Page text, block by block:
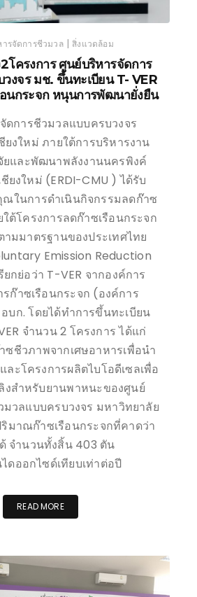
รจัดการชีวมวล | สิ่งแวดล้อม
โครงการ ศูนย์บริหารจัดการ
งจร มช. ขึ้นทะเบียน T- VER
นกระจก หนุนการพัฒนายั่งยืน
ดการชีวมวลแบบครบวงจร
ยงใหม่ ภายใต้การบริหารงาน
ยและพัฒนาพลังงานนครพิงค์
ยงใหม่ (ERDI-CMU ) ได้รับ
ณในการดำเนินกิจกรรมลดก๊าซ
ต้โครงการลดก๊าซเรือนกระจก
มมาตรฐานของประเทศไทย
Emission Reduction
กย่อว่า T-VER จากองค์การ
ก๊าซเรือนกระจก (องค์การ
บก. โดยได้ทำการขึ้นทะเบียน
จำนวน 2 โครงการ ได้แก่
ซชีวภาพจากเศษอาหารเพื่อนำ
ละโครงการผลิตไบโอดีเซลเพื่อ
งสำหรับยานพาหนะของศูนย์
วลแบบครบวงจร มหาวิทยาลัย
ริมาณก๊าซเรือนกระจกที่คาดว่า
จำนวนทั้งสิ้น 403 ตัน
ดออกไซด์เทียบเท่าต่อปี
READ MORE